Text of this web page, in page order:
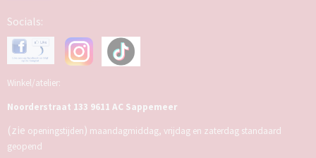
Socials:
Winkel/atelier:
Noorderstraat 133 9611 AC Sappemeer
(zie openingstijden) maandagmiddag, vrijdag en zaterdag standaard
geopend